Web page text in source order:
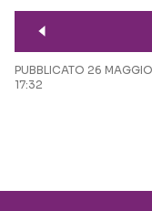
PUBBLICATO 26
17:32